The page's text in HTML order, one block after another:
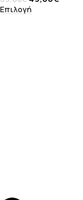
Επιλογή